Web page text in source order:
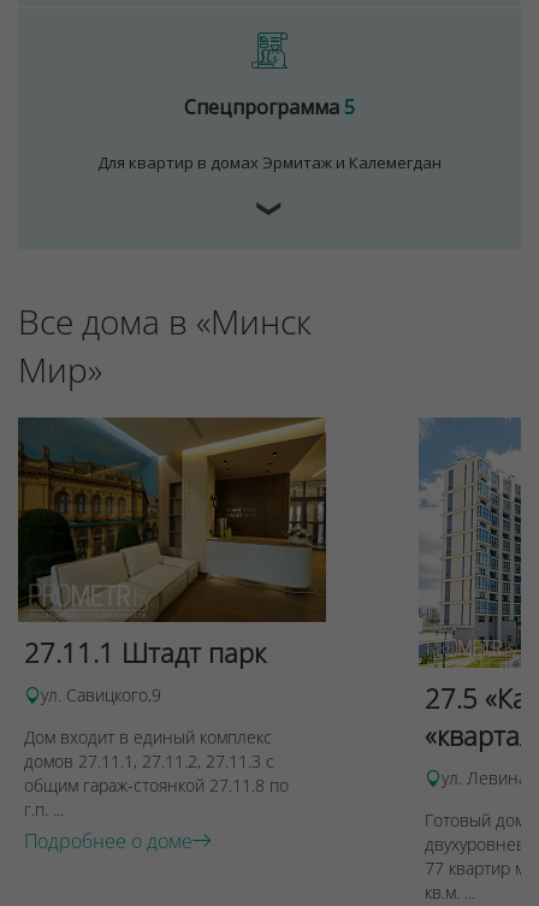
Спецпрограмма5
Для квартир в домах Эрмитаж и Калемегдан
❯
Все дома в «Минск
Мир»
27.11.1 Штадт парк
ул. Савицкого,9
Дом входит в единый комплекс
домов 27.11.1, 27.11.2, 27.11.3 с
общим гараж-стоянкой 27.11.8 по
г.п. ...
Подробнее о доме
27.5
ул. Левина,
Готовый дом
77 квартир
кв.м. ...